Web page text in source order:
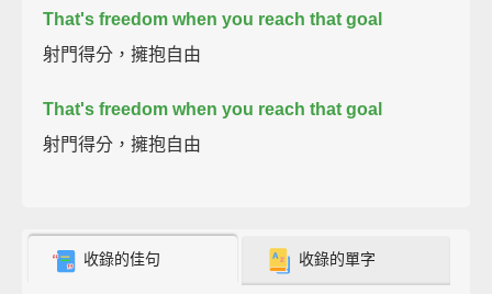
That's freedom when you reach that goal
射門得分，擁抱自由
That's freedom when you reach that goal
射門得分，擁抱自由
收錄的佳句 收錄的單字